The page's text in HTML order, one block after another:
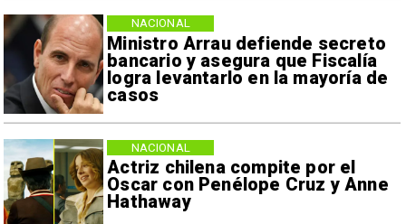
Ministro Arrau defiende secreto
bancario y asegura que Fiscalía
logra levantarlo en la mayoría de
casos
NACIONAL
Actriz chilena compite por el
Oscar con Penélope Cruz y Anne
Hathaway
NACIONAL